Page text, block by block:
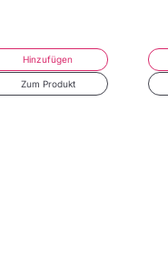
Hinzufügen
Zum Produkt